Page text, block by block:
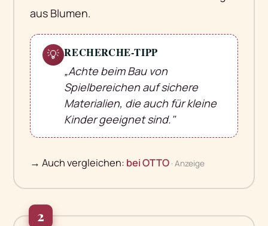
aus Blumen.
💡 RECHERCHE-TIPP
„Achte beim Bau von
Spielbereichen auf sichere
Materialien, die auch für kleine
Kinder geeignet sind."
→ Auch vergleichen: bei OTTO · Anzeige
2